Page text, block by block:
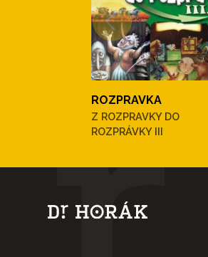
ROZPRAVKA
Z ROZPRAVKY DO
ROZPRÁVKY III